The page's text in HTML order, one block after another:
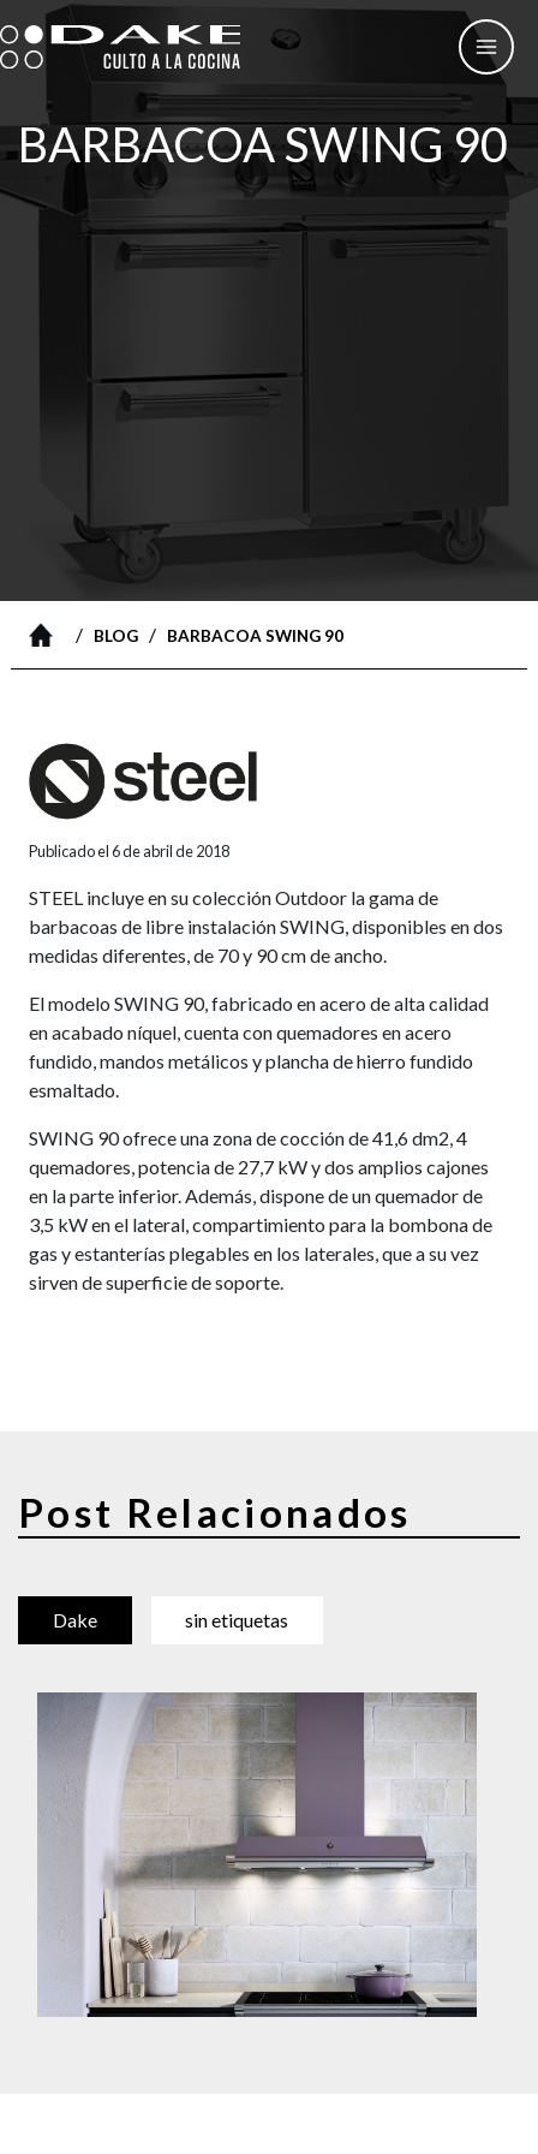
al
contenido
BARBACOA SWING 90
/ BLOG/ BARBACOA SWING 90
Publicado el 6 de abril de 2018
STEEL incluye en su colección Outdoor la gama de
barbacoas de libre instalación SWING, disponibles en dos
medidas diferentes, de 70 y 90 cm de ancho.
El modelo SWING 90, fabricado en acero de alta calidad
en acabado níquel, cuenta con quemadores en acero
fundido, mandos metálicos y plancha de hierro fundido
esmaltado.
SWING 90 ofrece una zona de cocción de 41,6 dm2, 4
quemadores, potencia de 27,7 kW y dos amplios cajones
en la parte inferior. Además, dispone de un quemador de
3,5 kW en el lateral, compartimiento para la bombona de
gas y estanterías plegables en los laterales, que a su vez
sirven de superficie de soporte.
Post Relacionados
Dake sin etiquetas